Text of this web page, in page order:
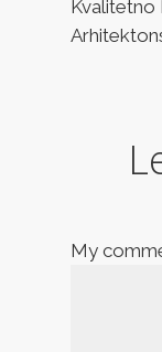
Kvalitetno
My